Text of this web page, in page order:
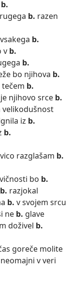
b.
b. razen
b.
v b.
b.
bo njihova b.
b.
njihovo srce b.
velikodušnost
iz b.
b.
razglašam b.
bo b.
b. razjokal
b. v svojem srcu
ne b. glave
doživel b.
goreče molite
v veri